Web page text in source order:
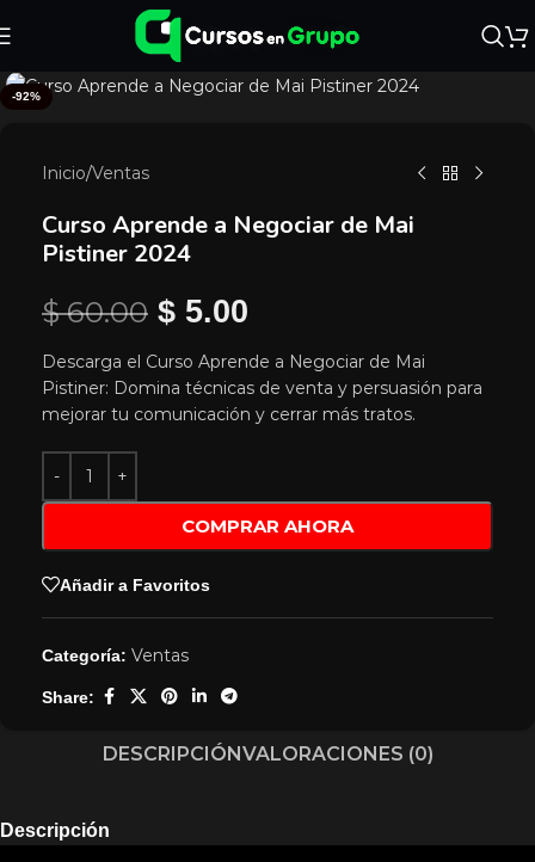
-92%
Inicio/Ventas
Curso Aprende a Negociar de Mai
Pistiner 2024
$60.00 $ 5.00
Descarga el Curso Aprende a Negociar de Mai
Pistiner: Domina técnicas de venta y persuasión para
mejorar tu comunicación y cerrar más tratos.
COMPRAR AHORA
Añadir a Favoritos
Categoría: Ventas
Share:
DESCRIPCIÓN VALORACIONES (0)
Descripción